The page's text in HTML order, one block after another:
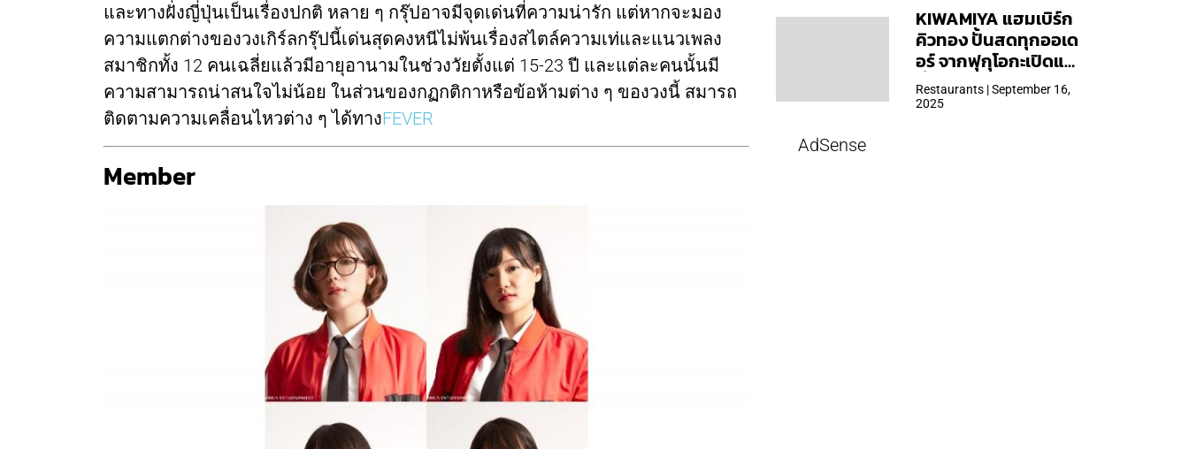
และทางฝั่งญี่ปุ่นเป็นเรื่องปกติ หลาย ๆ กรุ๊ปอาจมีจุดเด่นที่ความน่ารัก แต่หากจะมอง
ความแตกต่างของวงเกิร์ลกรุ๊ปนี้เด่นสุดคงหนีไม่พ้นเรื่องสไตล์ความเท่และแนวเพลง
สมาชิกทั้ง 12 คนเฉลี่ยแล้วมีอายุอานามในช่วงวัยตั้งแต่ 15-23 ปี และแต่ละคนนั้นมี
ความสามารถน่าสนใจไม่น้อย ในส่วนของกฏกติกาหรือข้อห้ามต่าง ๆ ของวงนี้ สมารถ
ติดตามความเคลื่อนไหวต่าง ๆ ได้ทางFEVER
Member
KIWAMIYA แฮมเบิร์ก
คิวทอง ปั้นสดทุกออเด
อร์ จากฟุกุโอกะเปิดแล้ว
ที่ Central Park
Restaurants | September 16,
2025
AdSense